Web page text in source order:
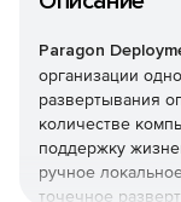
Paragon
организации
развертывания
количестве
поддержку
ручное
точечное